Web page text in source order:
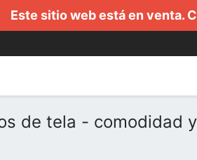
Este sitio web está en venta.
de tela - comodidad